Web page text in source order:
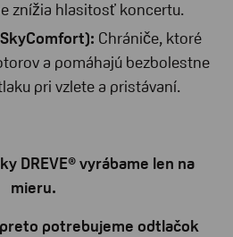
znížia hlasitosť koncertu.
Chrániče, ktoré
a pomáhajú bezbolestne
pri vzlete a pristávaní.
DREVE® vyrábame len na
mieru.
potrebujeme odtlačok